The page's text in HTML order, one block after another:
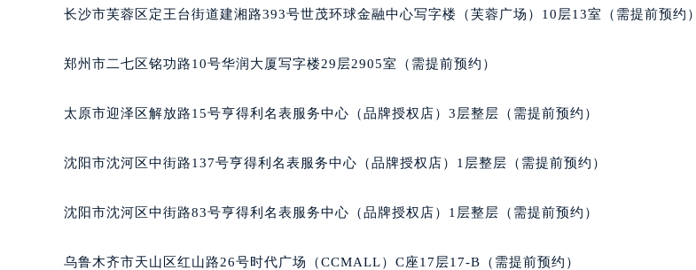
吉林省梅河口市新华街道梅河大街宝玑售后服务中心（需提前预约）
吉林省松原市宁江区五环大街宝玑售后服务中心（需提前预约）
吉林省延边市延吉市解放路宝玑售后服务中心（需提前预约）
辽宁省本溪市平山区胜利路宝玑售后服务中心（需提前预约）
辽宁省丹东市振兴区七经街宝玑售后服务中心（需提前预约）
辽宁省阜新市海州区解放大街宝玑售后服务中心（需提前预约）
长沙市芙蓉区定王台街道建湘路393号世茂环球金融中心写字楼（芙蓉广场）10层13室（需提前预约）
郑州市二七区铭功路10号华润大厦写字楼29层2905室（需提前预约）
太原市迎泽区解放路15号亨得利名表服务中心（品牌授权店）3层整层（需提前预约）
沈阳市沈河区中街路137号亨得利名表服务中心（品牌授权店）1层整层（需提前预约）
沈阳市沈河区中街路83号亨得利名表服务中心（品牌授权店）1层整层（需提前预约）
乌鲁木齐市天山区红山路26号时代广场（CCMALL）C座17层17-B（需提前预约）